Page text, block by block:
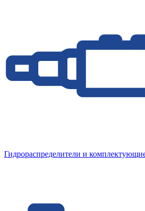
Гидрораспределители и